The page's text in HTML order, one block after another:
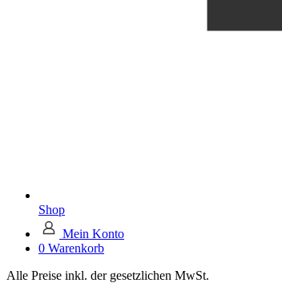
Shop
Mein Konto
0 Warenkorb
Alle Preise inkl. der gesetzlichen MwSt.